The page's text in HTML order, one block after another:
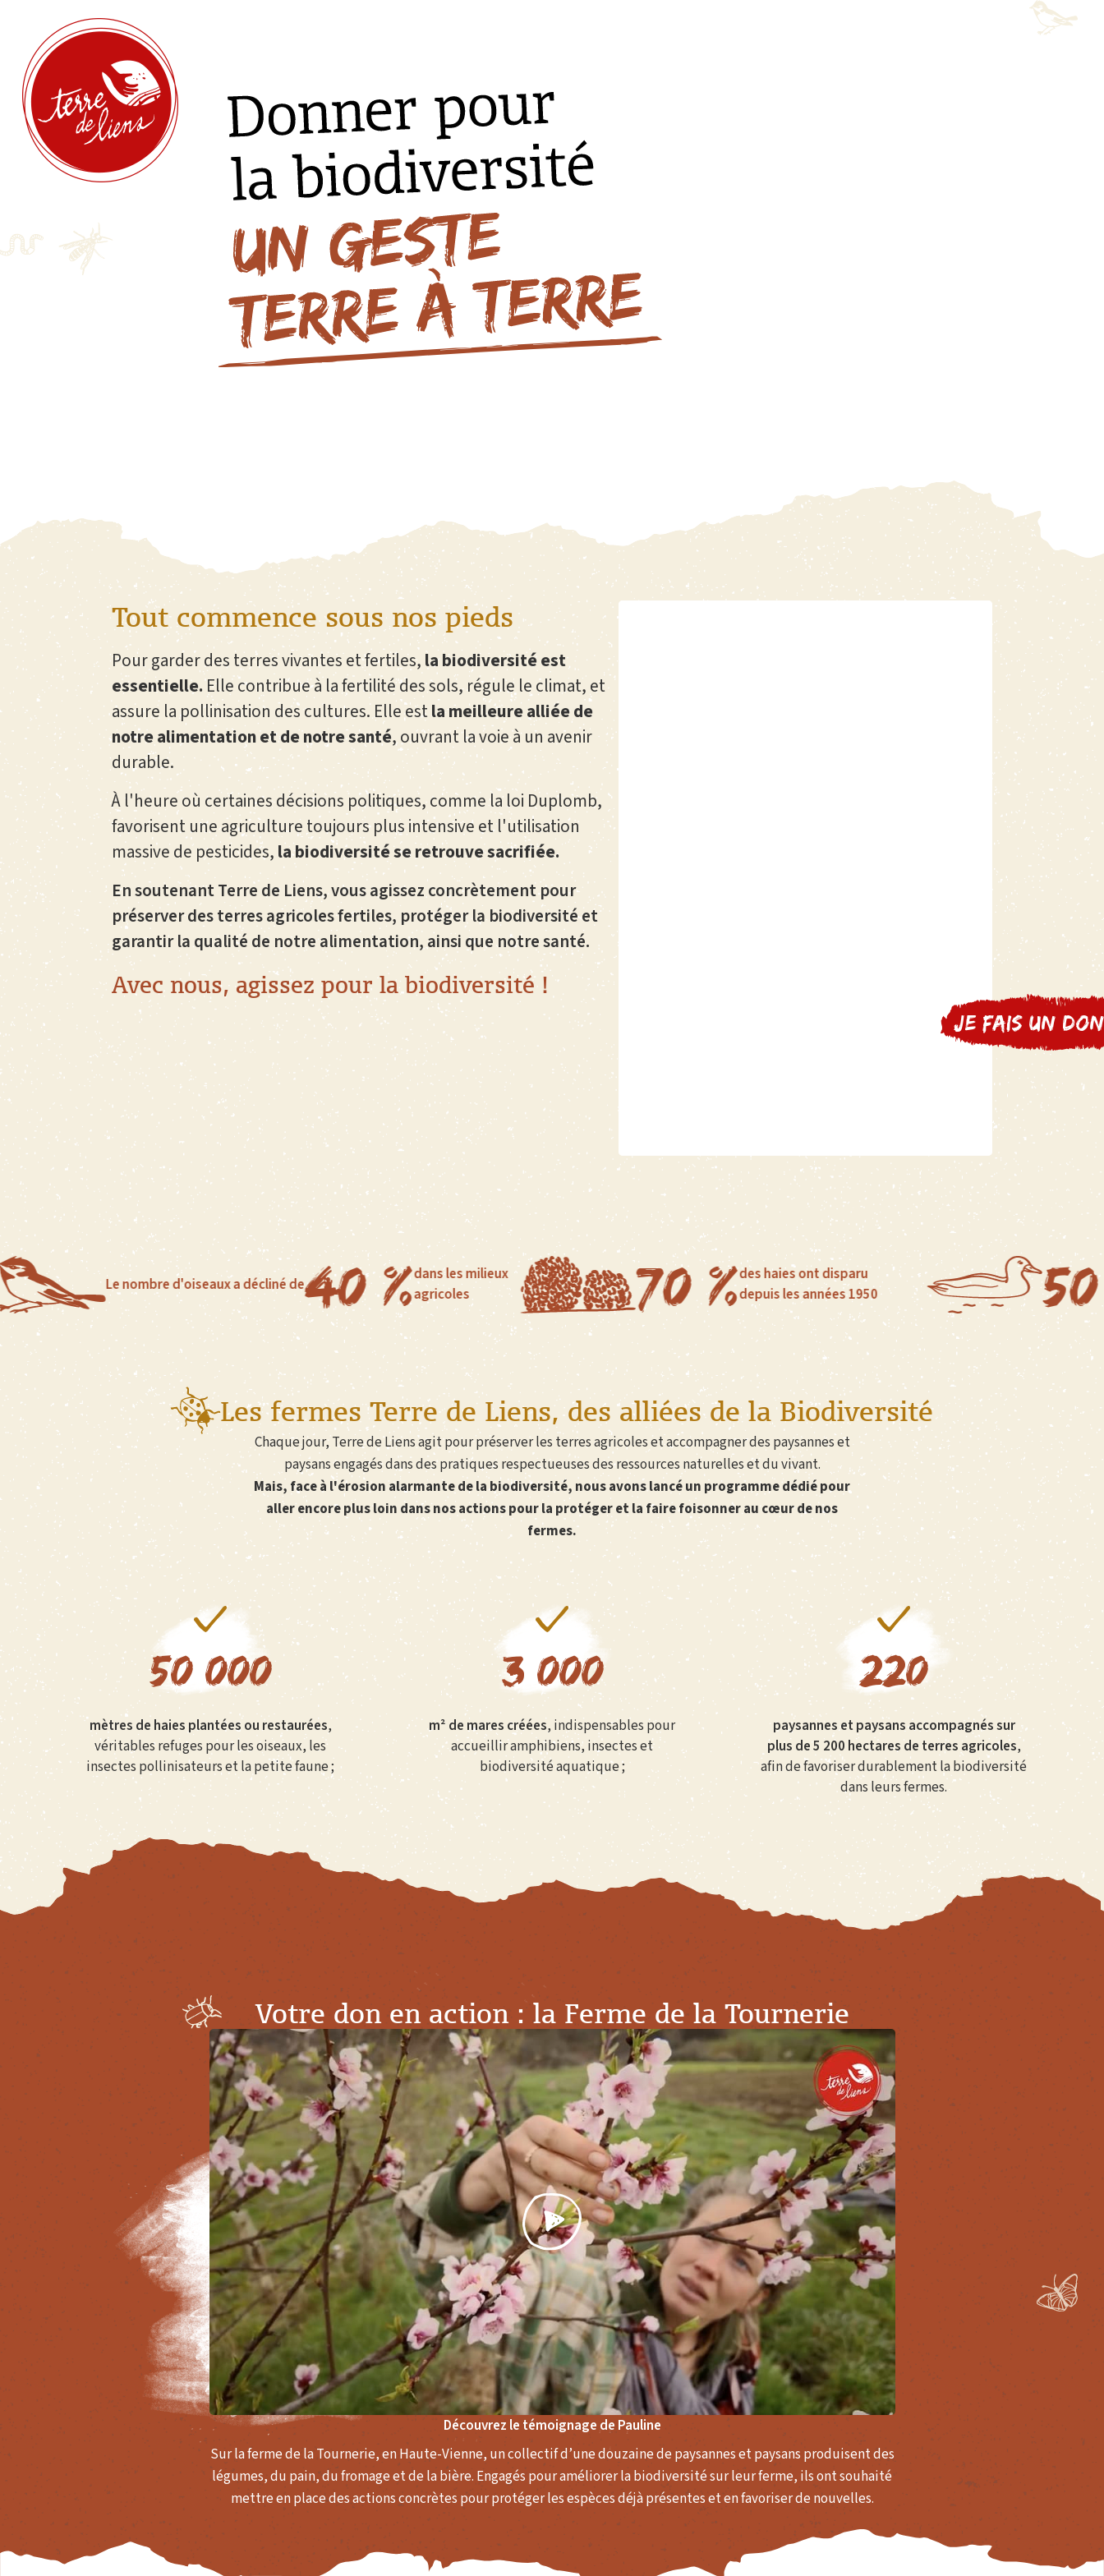
Je fais un don
Donner pour la biodiversité — Un geste terre à terre
Tout commence sous nos pieds
Pour garder des terres vivantes et fertiles, la biodiversité est
essentielle. Elle contribue à la fertilité des sols, régule le climat, et
assure la pollinisation des cultures. Elle estla meilleure alliée de
notre alimentation et de notre santé, ouvrant la voie à un avenir
durable.
À l'heure où certaines décisions politiques, comme la loi Duplomb,
favorisent une agriculture toujours plus intensive et l'utilisation
massive de pesticides, la biodiversité se retrouve sacrifiée.
En soutenant Terre de Liens, vous agissez concrètement pour
préserver des terres agricoles fertiles, protéger la biodiversité et
garantir la qualité de notre alimentation, ainsi que notre santé.
Avec nous, agissez pour la biodiversité !
Le nombre d'oiseaux a décliné de40 %dans les milieux
agricoles
70 %des haies ont disparu
depuis les années 1950
50 %des
ont
un
Les fermes Terre de Liens, des alliées de la Biodiversité
Chaque jour, Terre de Liens agit pour préserver les terres agricoles et accompagner des paysannes et
paysans engagés dans des pratiques respectueuses des ressources naturelles et du vivant.
Mais, face à l'érosion alarmante de la biodiversité, nous avons lancé un programme dédié pour
aller encore plus loin dans nos actions pour la protéger et la faire foisonner au cœur de nos
fermes.
50 000
mètres de haies plantées ou restaurées,
véritables refuges pour les oiseaux, les
insectes pollinisateurs et la petite faune ;
3 000
m² de mares créées, indispensables pour
accueillir amphibiens, insectes et
biodiversité aquatique ;
220
paysannes et paysans accompagnés sur
plus de 5 200 hectares de terres agricoles,
afin de favoriser durablement la biodiversité
dans leurs fermes.
Votre don en action : la Ferme de la Tournerie
Découvrez le témoignage de Pauline
Sur la ferme de la Tournerie, en Haute-Vienne, un collectif d’une douzaine de paysannes et paysans produisent des
légumes, du pain, du fromage et de la bière. Engagés pour améliorer la biodiversité sur leur ferme, ils ont souhaité
mettre en place des actions concrètes pour protéger les espèces déjà présentes et en favoriser de nouvelles.